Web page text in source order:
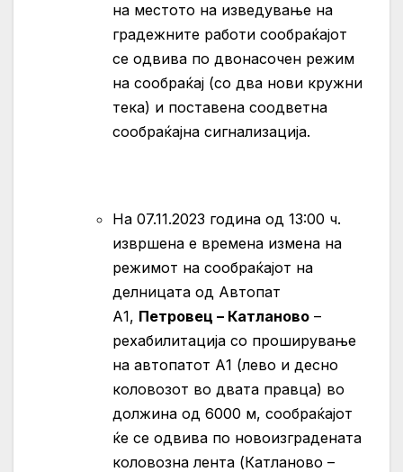
на местото на изведување на
градежните работи сообраќајот
се одвива по двонасочен режим
на сообраќај (со два нови кружни
тека) и поставена соодветна
сообраќајна сигнализација.
На 07.11.2023 година од 13:00 ч.
извршена е времена измена на
режимот на сообраќајот на
делницата од Автопат
А1, Пeтровец – Катланово –
рехабилитација со проширување
на автопатот А1 (лево и десно
коловозот во двата правца) во
должина од 6000 м, сообраќајот
ќе се одвива по новоизградената
коловозна лента (Катланово –